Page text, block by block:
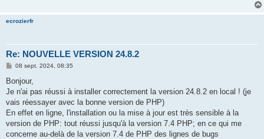
ecrozierfr
Re: NOUVELLE VERSION 24.8.2
M
s
a
g
08 sept. 2024, 08:35
Bonjour,
Je n'ai pas réussi à installer correctement la version 24.8.2 en local ! (je
vais réessayer avec la bonne version de PHP)
En effet en ligne, l'installation ou la mise à jour est très sensible à la
version de PHP: tout réussi jusqu'à la version 7.4 PHP; en ce qui me
concerne au-delà de la version 7.4 de PHP des lignes de bugs